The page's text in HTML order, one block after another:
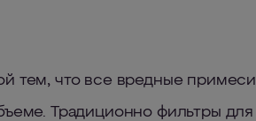
тем, что все вредные примеси
Традиционно фильтры для